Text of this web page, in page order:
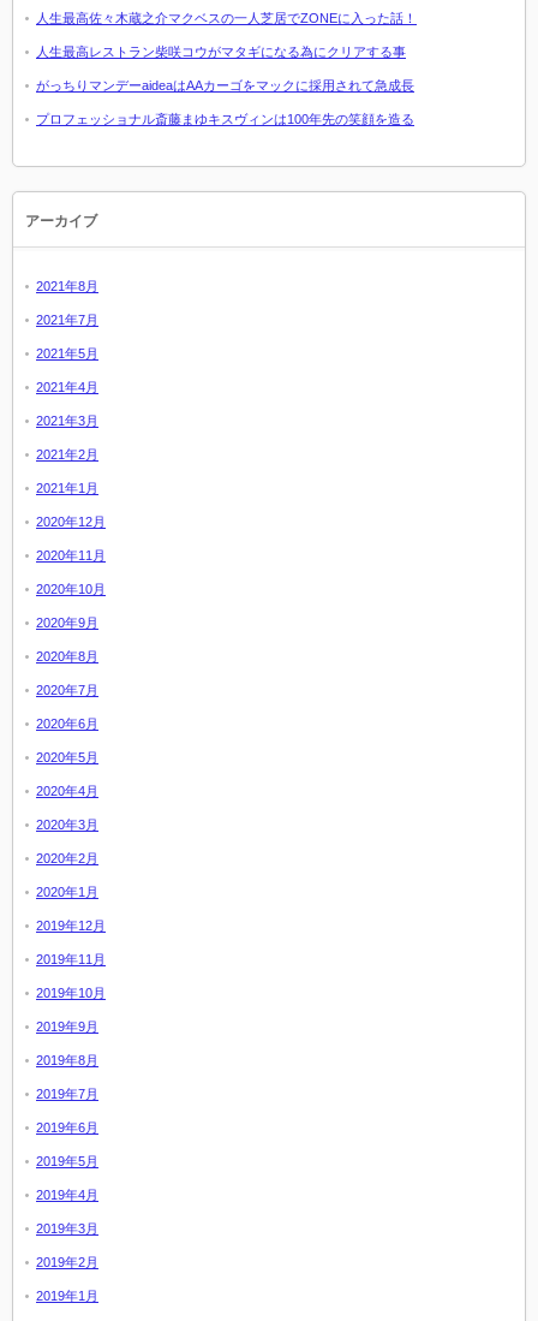
人生最高佐々木蔵之介マクベスの一人芝居でZONEに入った話！
人生最高レストラン柴咲コウがマタギになる為にクリアする事
がっちりマンデーaideaはAAカーゴをマックに採用されて急成長
プロフェッショナル斎藤まゆキスヴィンは100年先の笑顔を造る
アーカイブ
2021年8月
2021年7月
2021年5月
2021年4月
2021年3月
2021年2月
2021年1月
2020年12月
2020年11月
2020年10月
2020年9月
2020年8月
2020年7月
2020年6月
2020年5月
2020年4月
2020年3月
2020年2月
2020年1月
2019年12月
2019年11月
2019年10月
2019年9月
2019年8月
2019年7月
2019年6月
2019年5月
2019年4月
2019年3月
2019年2月
2019年1月